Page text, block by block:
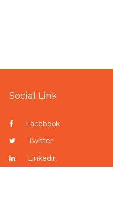
Social Link
Facebook
Twitter
Linkedin